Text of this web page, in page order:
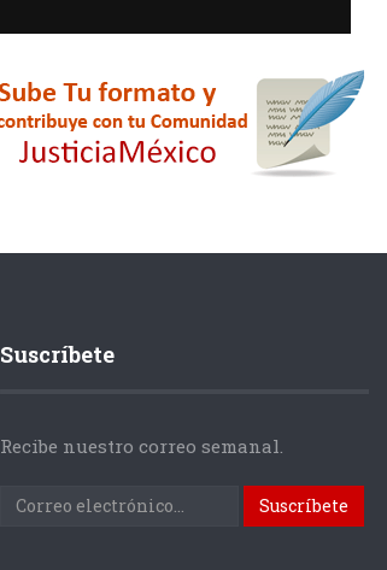
Suscríbete
Recibe nuestro correo semanal.